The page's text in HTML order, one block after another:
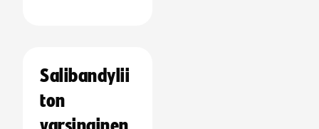
Salibandylii
ton